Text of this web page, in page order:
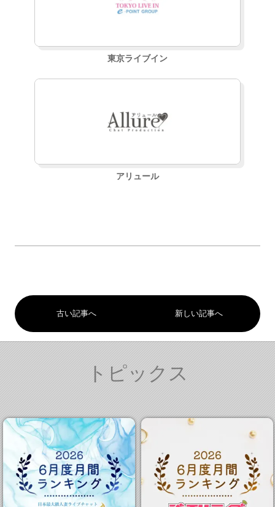
東京ライブイン
アリュール
古い記事へ 新しい記事へ
トピックス